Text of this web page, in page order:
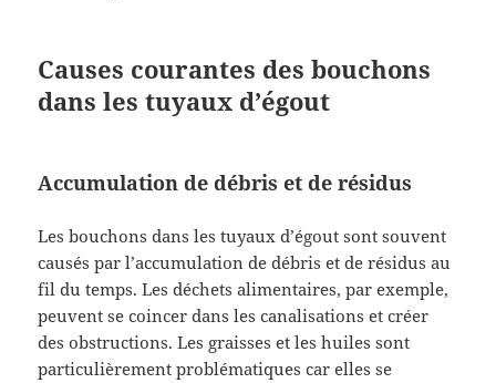
Causes courantes des bouchons
dans les tuyaux d’égout
Accumulation de débris et de résidus
Les bouchons dans les tuyaux d’égout sont souvent
causés par l’accumulation de débris et de résidus au
fil du temps. Les déchets alimentaires, par exemple,
peuvent se coincer dans les canalisations et créer
des obstructions. Les graisses et les huiles sont
particulièrement problématiques car elles se